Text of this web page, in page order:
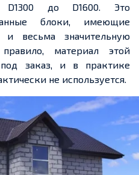
D1300 до D1600. Это
блоки, имеющие
весьма значительную
материал этой
под заказ, и в практике
не используется.